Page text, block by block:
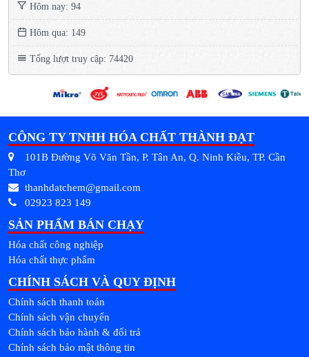
Hôm nay: 94
Hôm qua: 149
Tổng lượt truy cập: 74420
CÔNG TY TNHH HÓA CHẤT THÀNH ĐẠT
101B Đường Võ Văn Tần, P. Tân An, Q. Ninh Kiều, TP. Cần
Thơ
thanhdatchem@gmail.com
02923 823 149
SẢN PHẨM BÁN CHẠY
Hóa chất công nghiệp
Hóa chất thực phẩm
CHÍNH SÁCH VÀ QUY ĐỊNH
Chính sách thanh toán
Chính sách vận chuyển
Chính sách bảo hành & đổi trả
Chính sách bảo mật thông tin